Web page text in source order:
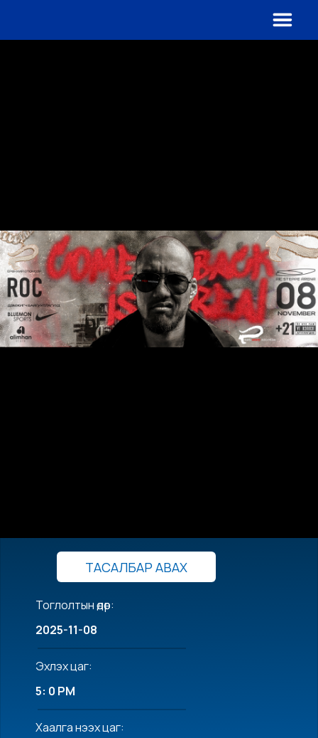
ТАСАЛБАР АВАХ
Тоглолтын өдөр:
2025-11-08
Эхлэх цаг:
5: 0 PM
Хаалга нээх цаг: